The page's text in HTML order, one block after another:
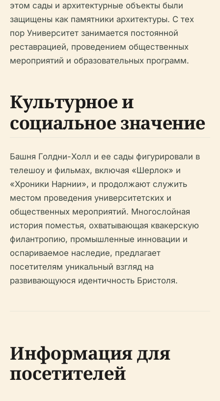
этом сады и архитектурные объекты были
защищены как памятники архитектуры. С тех
пор Университет занимается постоянной
реставрацией, проведением общественных
мероприятий и образовательных программ.
Культурное и
социальное значение
Башня Голдни-Холл и ее сады фигурировали в
телешоу и фильмах, включая «Шерлок» и
«Хроники Нарнии», и продолжают служить
местом проведения университетских и
общественных мероприятий. Многослойная
история поместья, охватывающая квакерскую
филантропию, промышленные инновации и
оспариваемое наследие, предлагает
посетителям уникальный взгляд на
развивающуюся идентичность Бристоля.
Информация для
посетителей